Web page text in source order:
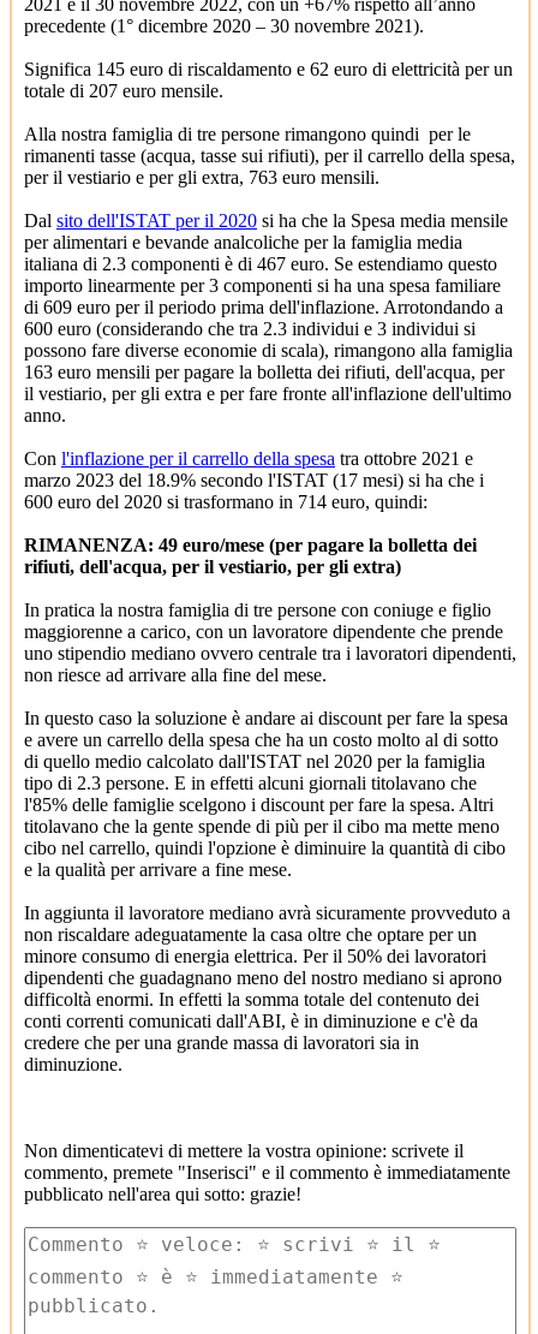
precedente (1° dicembre 2020 – 30 novembre 2021).
Significa 145 euro di riscaldamento e 62 euro di elettricità per un
totale di 207 euro mensile.
Alla nostra famiglia di tre persone rimangono quindi per le
rimanenti tasse (acqua, tasse sui rifiuti), per il carrello della spesa,
per il vestiario e per gli extra, 763 euro mensili.
Dal sito dell'ISTAT per il 2020 si ha che la Spesa media mensile
per alimentari e bevande analcoliche per la famiglia media
italiana di 2.3 componenti è di 467 euro. Se estendiamo questo
importo linearmente per 3 componenti si ha una spesa familiare
di 609 euro per il periodo prima dell'inflazione. Arrotondando a
600 euro (considerando che tra 2.3 individui e 3 individui si
possono fare diverse economie di scala), rimangono alla famiglia
163 euro mensili per pagare la bolletta dei rifiuti, dell'acqua, per
il vestiario, per gli extra e per fare fronte all'inflazione dell'ultimo
anno.
Con l'inflazione per il carrello della spesa tra ottobre 2021 e
marzo 2023 del 18.9% secondo l'ISTAT (17 mesi) si ha che i
600 euro del 2020 si trasformano in 714 euro, quindi:
RIMANENZA: 49 euro/mese (per pagare la bolletta dei
rifiuti, dell'acqua, per il vestiario, per gli extra)
In pratica la nostra famiglia di tre persone con coniuge e figlio
maggiorenne a carico, con un lavoratore dipendente che prende
uno stipendio mediano ovvero centrale tra i lavoratori dipendenti,
non riesce ad arrivare alla fine del mese.
In questo caso la soluzione è andare ai discount per fare la spesa
e avere un carrello della spesa che ha un costo molto al di sotto
di quello medio calcolato dall'ISTAT nel 2020 per la famiglia
tipo di 2.3 persone. E in effetti alcuni giornali titolavano che
l'85% delle famiglie scelgono i discount per fare la spesa. Altri
titolavano che la gente spende di più per il cibo ma mette meno
cibo nel carrello, quindi l'opzione è diminuire la quantità di cibo
e la qualità per arrivare a fine mese.
In aggiunta il lavoratore mediano avrà sicuramente provveduto a
non riscaldare adeguatamente la casa oltre che optare per un
minore consumo di energia elettrica. Per il 50% dei lavoratori
dipendenti che guadagnano meno del nostro mediano si aprono
difficoltà enormi. In effetti la somma totale del contenuto dei
conti correnti comunicati dall'ABI, è in diminuzione e c'è da
credere che per una grande massa di lavoratori sia in
diminuzione.
Non dimenticatevi di mettere la vostra opinione: scrivete il
commento, premete "Inserisci" e il commento è immediatamente
pubblicato nell'area qui sotto: grazie!